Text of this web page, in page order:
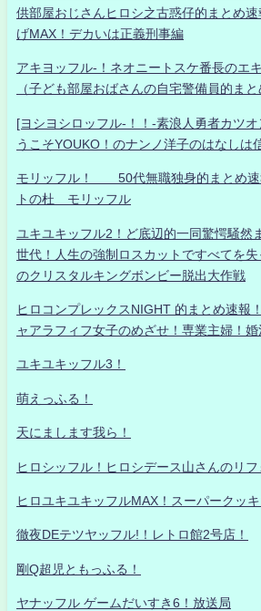
供部屋おじさんヒロシ之古惑仔的まとめ
げMAX！デカいは正義刑事編
アキヨッフル-！ネオニートスケ番長のエ
（子ども部屋おばさんの自宅警備員的まと
[ヨシヨシロッフル-！！-素浪人勇者カツ
うこそYOUKO！のナンノ洋子のはなしは
モリッフル！ 50代無職独身的まとめ速
トの杜 モリッフル
ユキユキッフル2！ど底辺的一同驚愕騒然
世代！人生の強制ロスカットですべてを
のクリスタルキングボンビー脱出大作戦
ヒロコンプレックスNIGHT 的まとめ速報
ャアラフィフ女子のめざせ！専業主婦！
ユキユキッフル3！
萌えっふる！
天にまします我ら！
ヒロシッフル！ヒロシデース山さんのリフ
ヒロユキユキッフルMAX！スーパークッキ
徹夜DEテツヤッフル!！レトロ館2号店！
剛Q超児ともっふる！
ヤナッフル ゲームだいすき6！放送局